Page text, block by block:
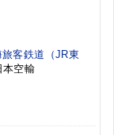
旅客鉄道（JR東
本空輸